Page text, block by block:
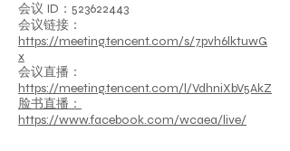
会议 ID：523622443
会议链接：
https://meeting.tencent.com/s/7pvh6lktuwG
x
会议直播：
https://meeting.tencent.com/l/VdhniXbV5AkZ
脸书直播：
https://www.facebook.com/wcaea/live/